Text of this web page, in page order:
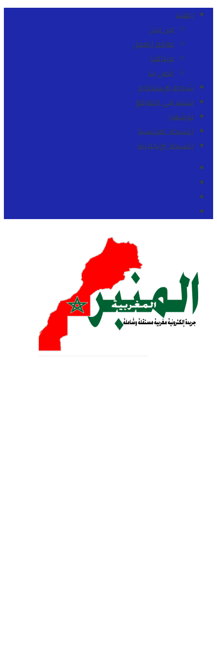
المنبر
من نحن
طاقم العمل
ميثاقنا
اتصل بنا
شروط الإستخدام
للنشر في الموقع
للإشهار
النسخة الفرنسية
النسخة الإنجليزية